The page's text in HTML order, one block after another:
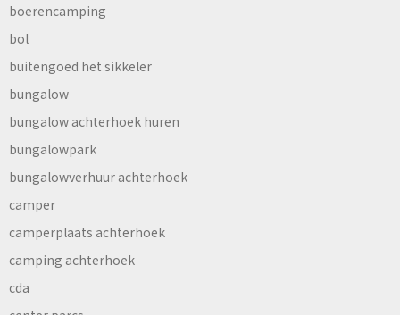
boerencamping
bol
buitengoed het sikkeler
bungalow
bungalow achterhoek huren
bungalowpark
bungalowverhuur achterhoek
camper
camperplaats achterhoek
camping achterhoek
cda